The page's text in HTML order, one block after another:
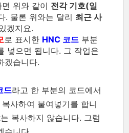
위와 같이 전각 기호(일
. 물론 위와는 달리 최근 사
겠지요.
로 표시한 HNC 코드 부분
넣으면 됩니다. 그 작업은
겠습니다.
드라고 한 부분의 코드에서
사하여 붙여넣기를 합니
는 복사하지 않습니다. 그럼